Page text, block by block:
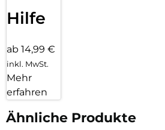
Hilfe
ab 14,99 €
inkl. MwSt.
Mehr
erfahren
Ähnliche Produkte